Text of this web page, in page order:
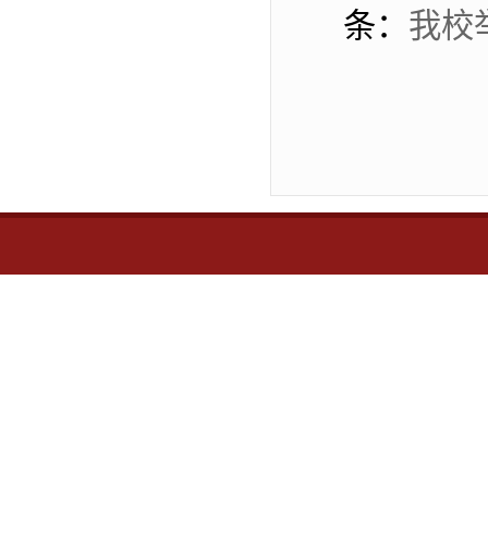
条： 我校